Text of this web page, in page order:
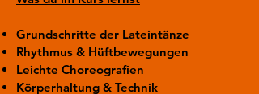
Grundschritte der Lateintänze
Rhythmus & Hüftbewegungen
Leichte Choreografien
Körperhaltung & Technik